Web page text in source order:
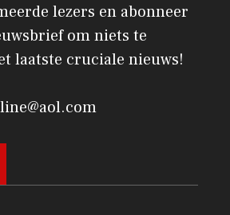
lezers en abonneer
om niets te
laatste cruciale nieuws!